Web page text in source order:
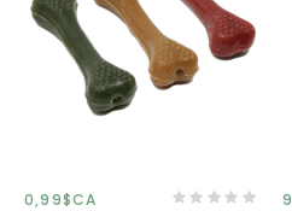
0,99$CA